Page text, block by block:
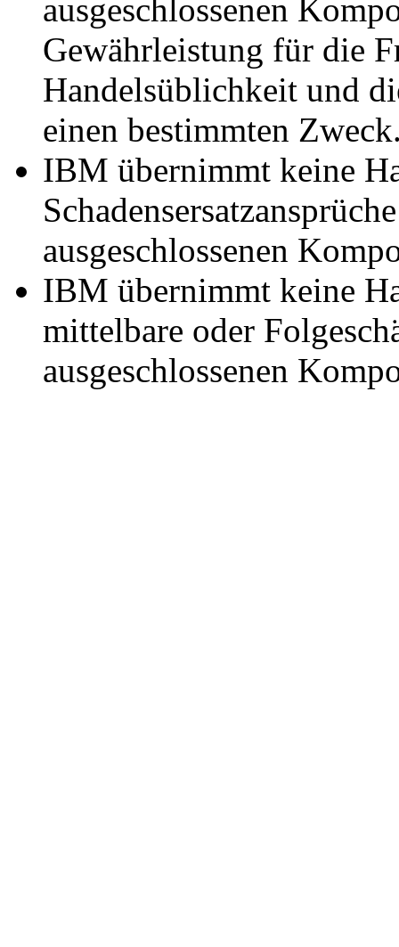
ausgeschlossenen
Gewährleistung für die
Handelsüblichkeit und
einen bestimmten
IBM übernimmt keine
ausgeschlossenen
IBM übernimmt keine
mittelbare oder
ausgeschlossenen